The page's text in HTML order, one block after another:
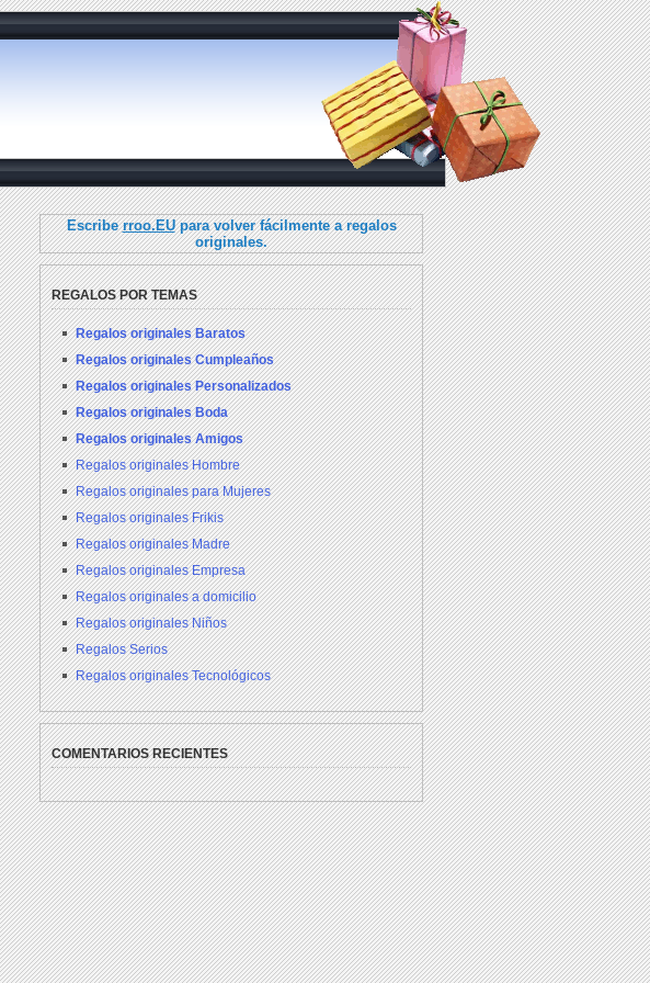
Escriberroo.EUpara volver fácilmente a regalos
originales.
REGALOS POR TEMAS
Regalos originales Baratos
Regalos originales Cumpleaños
Regalos originales Personalizados
Regalos originales Boda
Regalos originales Amigos
Regalos originales Hombre
Regalos originales para Mujeres
Regalos originales Frikis
Regalos originales Madre
Regalos originales Empresa
Regalos originales a domicilio
Regalos originales Niños
Regalos Serios
Regalos originales Tecnológicos
COMENTARIOS RECIENTES